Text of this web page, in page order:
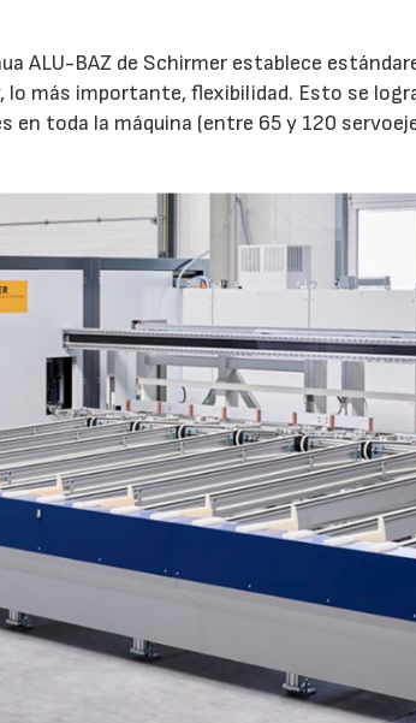
ALU-BAZ de Schirmer establece
lo más importante, flexibilidad. Esto se
toda la máquina (entre 65 y 120